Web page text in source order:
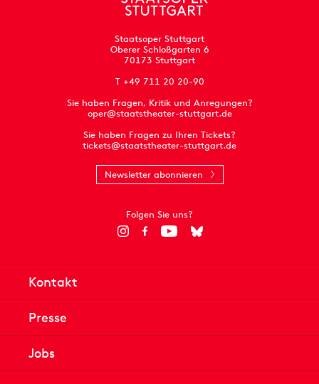
Staatsoper Stuttgart
Oberer Schloßgarten 6
70173 Stuttgart
T +49 711 20 20-90
Sie haben Fragen, Kritik und Anregungen?
oper@staatstheater-stuttgart.de
Sie haben Fragen zu Ihren Tickets?
tickets@staatstheater-stuttgart.de
Newsletter abonnieren
Folgen Sie uns?
Kontakt
Presse
Jobs